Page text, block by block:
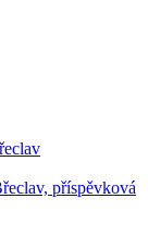
příspěvková